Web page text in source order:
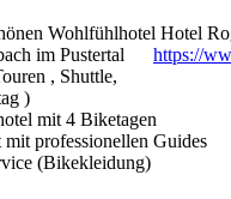
Wohlfühlhotel Hotel
im Pustertal https://
, Shuttle,
)
mit 4 Biketagen
professionellen Guides
(Bikekleidung)